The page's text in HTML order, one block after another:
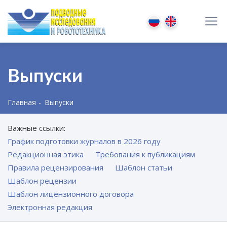
Выпуски
Главная Выпуски
Важные ссылки:
График подготовки журналов в 2026 году
Редакционная этика
Требования к публикациям
Правила рецензирования
Шаблон статьи
Шаблон рецензии
Шаблон лицензионного договора
Электронная редакция